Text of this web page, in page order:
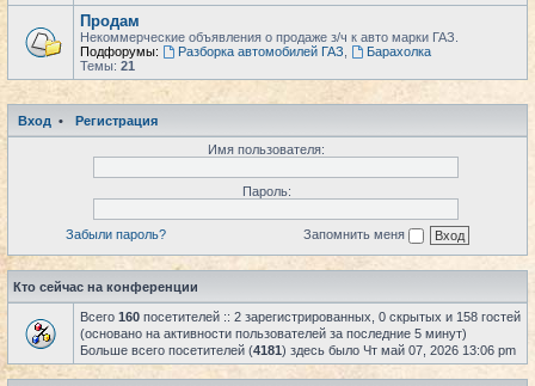
Продам
Некоммерческие объявления о продаже з/ч к авто марки ГАЗ.
Подфорумы:
Разборка автомобилей ГАЗ
Барахолка
Темы: 21
Вход •
Регистрация
Имя пользователя:
Пароль:
Забыли пароль? Запомнить меня
Кто сейчас на конференции
Всего 160 посетителей :: 2 зарегистрированных, 0 скрытых и 158 гостей
(основано на активности пользователей за последние 5 минут)
Больше всего посетителей (4181) здесь было Чт май 07, 2026 13:06 pm